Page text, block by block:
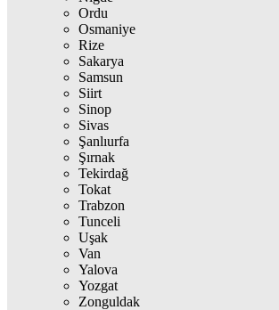
Ordu
Osmaniye
Rize
Sakarya
Samsun
Siirt
Sinop
Sivas
Şanlıurfa
Şırnak
Tekirdağ
Tokat
Trabzon
Tunceli
Uşak
Van
Yalova
Yozgat
Zonguldak